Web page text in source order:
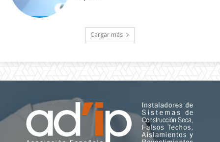
Cargar más